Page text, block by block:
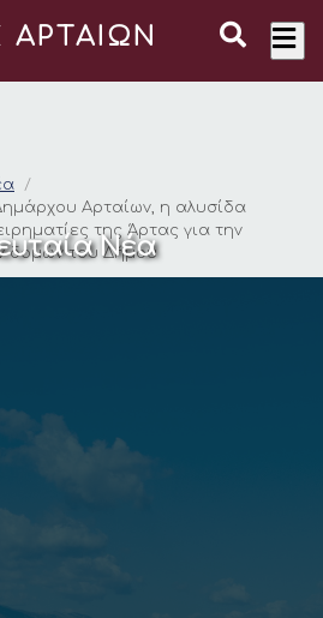
ΑΡΤΑΙΩΝ
του
Αρταίων, η αλυσίδα
της Άρτας για την
δομών του Δήμου
Νέα